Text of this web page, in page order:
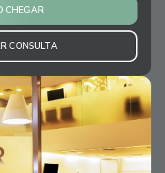
CHEGAR
CONSULTA